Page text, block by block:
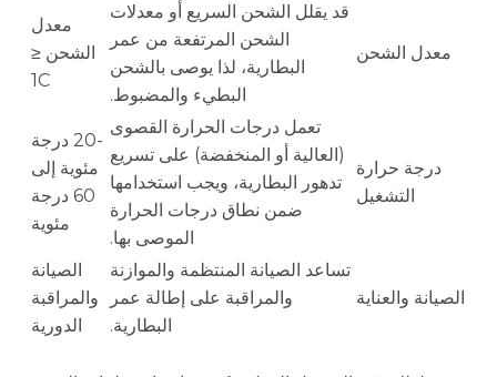
معدل الشحن
قد يقلل الشحن السريع أو معدلات
الشحن المرتفعة من عمر
البطارية، لذا يوصى بالشحن
البطيء والمضبوط.
معدل
الشحن ≤
1C
درجة حرارة
التشغيل
تعمل درجات الحرارة القصوى
(العالية أو المنخفضة) على تسريع
تدهور البطارية، ويجب استخدامها
ضمن نطاق درجات الحرارة
الموصى بها.
-20 درجة
مئوية إلى
60 درجة
مئوية
الصيانة والعناية
تساعد الصيانة المنتظمة والموازنة
والمراقبة على إطالة عمر
البطارية.
الصيانة
والمراقبة
الدورية